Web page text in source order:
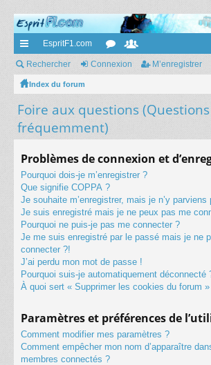
cc
ès
ra
pi
EspritF1.com
or
m
s
e
br
Rechercher Connexion M’enregistrer
Index du forum
Foire aux questions
fréquemment)
Problèmes de connexion et
Pourquoi dois-je m’enregistrer ?
Que signifie COPPA ?
Je souhaite m’enregistrer, mais je n’y parviens
Je suis enregistré mais je ne peux pas me
Pourquoi ne puis-je pas me connecter ?
Je me suis enregistré par le passé mais je ne
connecter ?!
J’ai perdu mon mot de passe !
Pourquoi suis-je automatiquement déconnecté
À quoi sert « Supprimer les cookies du forum
Paramètres et préférences de
Comment modifier mes paramètres ?
Comment empêcher mon nom d’apparaître
membres connectés ?